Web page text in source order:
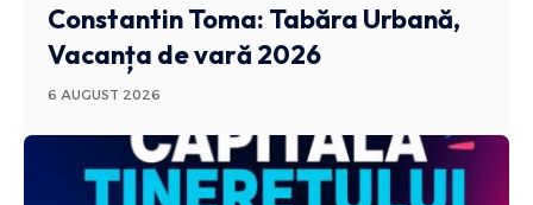
Constantin Toma: Tabăra Urbană,
Vacanța de vară 2026
6 AUGUST 2026